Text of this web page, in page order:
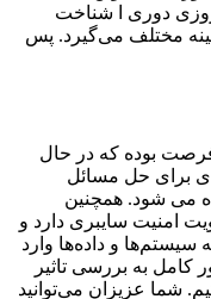
دوری ا شناخت
مختلف می‌گیرد. پس
بوده که در حال
برای حل مسائل
می شود. همچنین
امنیت سایبری دارد و
و داده‌ها وارد
به بررسی تاثیر
شما عزیزان می‌توانید